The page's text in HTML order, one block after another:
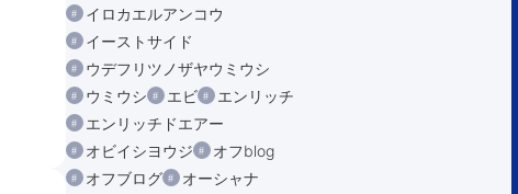
イロカエルアンコウ
イーストサイド
ウデフリツノザヤウミウシ
ウミウシ
エビ
エンリッチ
エンリッチドエアー
オビイシヨウジ
オフblog
オフブログ
オーシャナ